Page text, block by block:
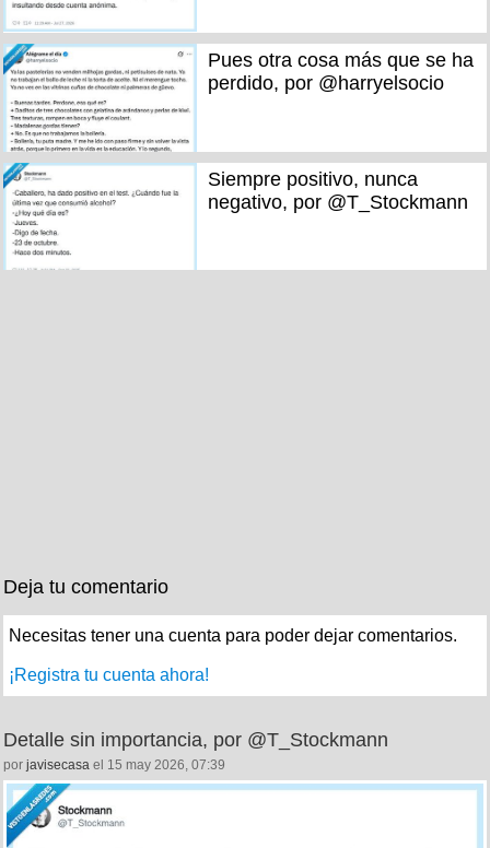
Pues otra cosa más que se ha
perdido, por @harryelsocio
Siempre positivo, nunca
negativo, por @T_Stockmann
Deja tu comentario
Necesitas tener una cuenta para poder dejar comentarios.
¡Registra tu cuenta ahora!
Detalle sin importancia, por @T_Stockmann
por javisecasa el 15 may 2026, 07:39